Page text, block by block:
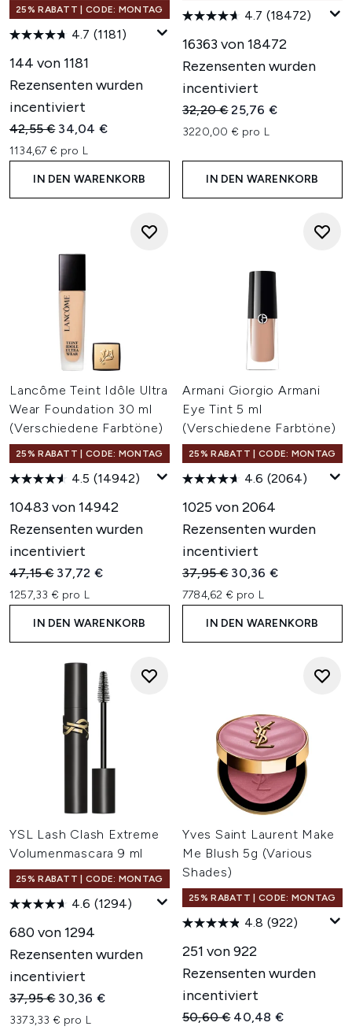
25% RABATT | CODE: MONTAG
4.7 (1181)
144 von 1181
Rezensenten wurden
incentiviert
Unverbindliche Preisempfehlung:
42,55 € Aktueller Preis:
34,04 €
1134,67 € pro L
IN DEN WARENKORB
4.7 (18472)
16363 von 18472
Rezensenten wurden
incentiviert
Unverbindliche
32,20 €Aktueller Preis:
25,76 €
3220,00 € pro L
IN DEN WARENKORB
Lancôme Teint Idôle Ultra
Wear Foundation 30 ml
(Verschiedene Farbtöne)
25% RABATT | CODE: MONTAG
4.5 (14942)
10483 von 14942
Rezensenten wurden
incentiviert
Unverbindliche Preisempfehlung:
47,15 € Aktueller Preis:
37,72 €
1257,33 € pro L
IN DEN WARENKORB
Armani Giorgio Armani
Eye Tint 5 ml
(Verschiedene Farbtöne)
25% RABATT | CODE: MONTAG
4.6 (2064)
1025 von 2064
Rezensenten wurden
incentiviert
Unverbindliche
37,95 € Aktueller Preis:
30,36 €
7784,62 € pro L
IN DEN WARENKORB
YSL Lash Clash Extreme
Volumenmascara 9 ml
25% RABATT | CODE: MONTAG
4.6 (1294)
680 von 1294
Rezensenten wurden
incentiviert
Unverbindliche Preisempfehlung:
37,95 € Aktueller Preis:
30,36 €
3373,33 € pro L
Yves Saint Laurent Make
Me Blush 5g (Various
Shades)
25% RABATT | CODE: MONTAG
4.8 (922)
251 von 922
Rezensenten wurden
incentiviert
Unverbindliche
50,60 € Aktueller Preis:
40,48 €